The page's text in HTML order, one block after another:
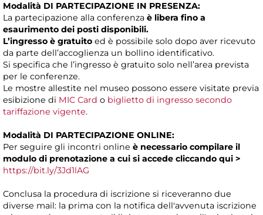
Modalità DI PARTECIPAZIONE IN PRESENZA:
La partecipazione alla conferenza è libera fino a
esaurimento dei posti disponibili.
L’ingresso è gratuito ed è possibile solo dopo aver ricevuto
da parte dell’accoglienza un bollino identificativo.
Si specifica che l’ingresso è gratuito solo nell’area prevista
per le conferenze.
Le mostre allestite nel museo possono essere visitate previa
esibizione di MIC Card o biglietto di ingresso secondo
tariffazione vigente.
Modalità DI PARTECIPAZIONE ONLINE:
Per seguire gli incontri online è necessario compilare il
modulo di prenotazione a cui si accede cliccando qui >
https://bit.ly/3Jd1lAG
Conclusa la procedura di iscrizione si riceveranno due
diverse mail: la prima con la notifica dell'avvenuta iscrizione